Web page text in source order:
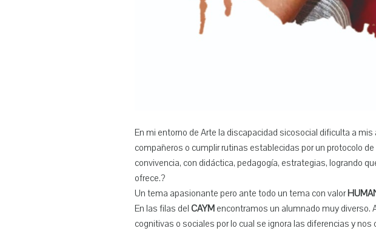
En mi entorno de Arte la discapacidad sicosocial dificulta a
compañeros o cumplir rutinas establecidas por un protocolo
convivencia, con didáctica, pedagogía, estrategias, logrando
ofrece.?
Un tema apasionante pero ante todo un tema con valor
En las filas del CAYM encontramos un alumnado muy
cognitivas o sociales por lo cual se ignora las diferencias y